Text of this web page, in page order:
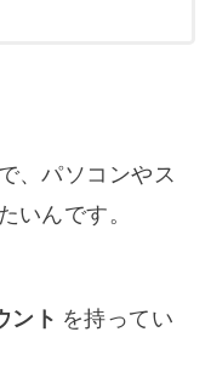
、パソコンやス
いんです。
ント を持ってい